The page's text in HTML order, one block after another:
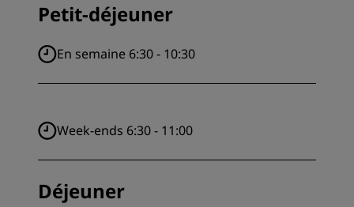
Petit-déjeuner
En semaine 6:30 - 10:30
Week-ends 6:30 - 11:00
Déjeuner